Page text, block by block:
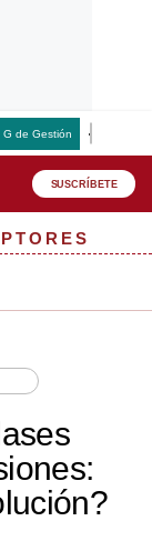
G de Gestión
SUSCRÍBETE